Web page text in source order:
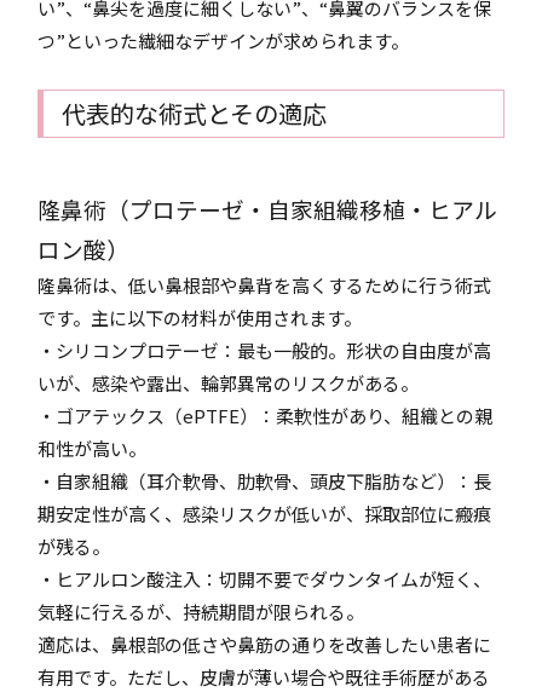
い”、“鼻尖を過度に細くしない”、“鼻翼のバランスを保
つ”といった繊細なデザインが求められます。
代表的な術式とその適応
隆鼻術（プロテーゼ・自家組織移植・ヒアル
ロン酸）
隆鼻術は、低い鼻根部や鼻背を高くするために行う術式
です。主に以下の材料が使用されます。
・シリコンプロテーゼ：最も一般的。形状の自由度が高
いが、感染や露出、輪郭異常のリスクがある。
・ゴアテックス（ePTFE）：柔軟性があり、組織との親
和性が高い。
・自家組織（耳介軟骨、肋軟骨、頭皮下脂肪など）：長
期安定性が高く、感染リスクが低いが、採取部位に瘢痕
が残る。
・ヒアルロン酸注入：切開不要でダウンタイムが短く、
気軽に行えるが、持続期間が限られる。
適応は、鼻根部の低さや鼻筋の通りを改善したい患者に
有用です。ただし、皮膚が薄い場合や既往手術歴がある